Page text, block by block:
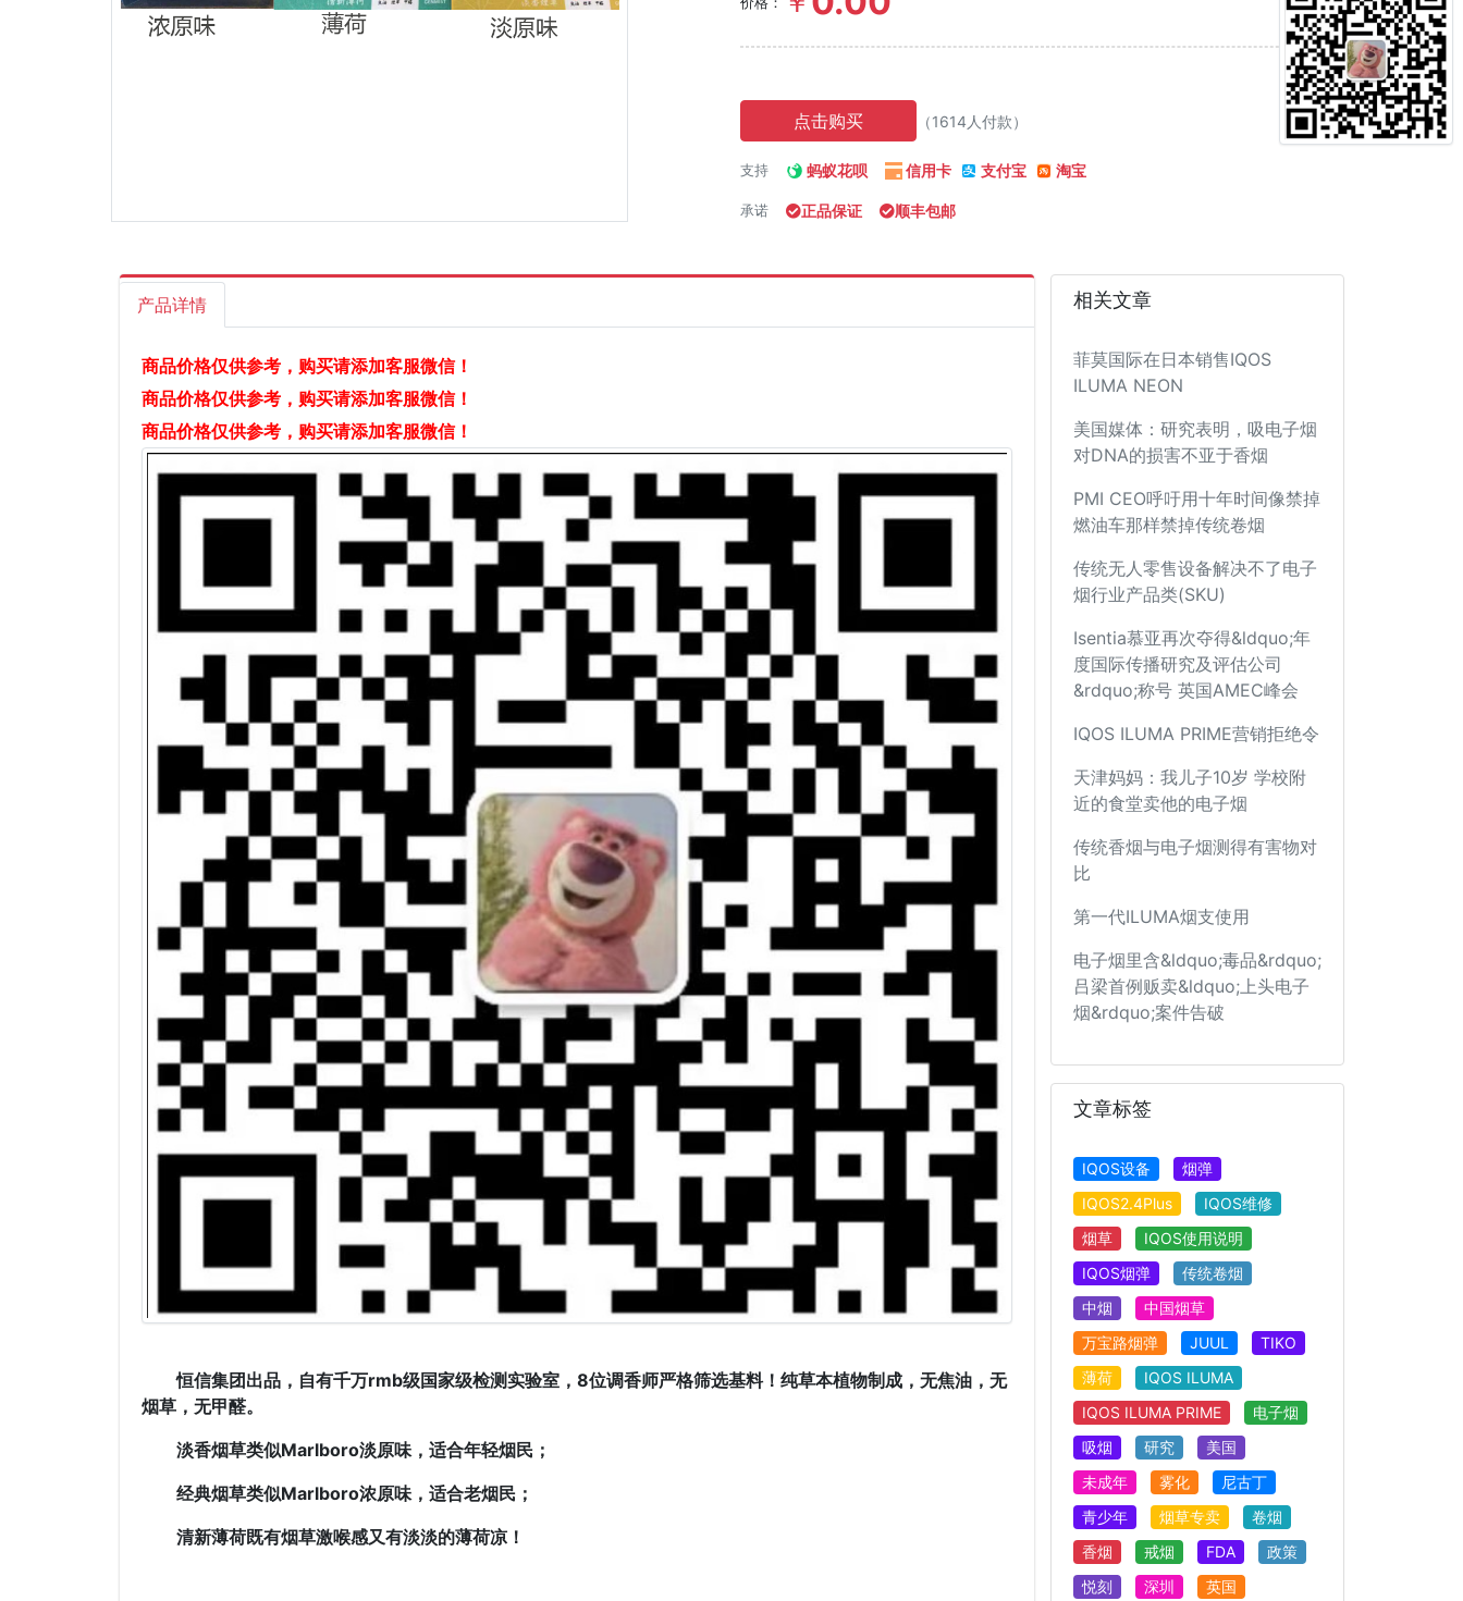
点击购买 （1614人付款）
支持 蚂蚁花呗 信用卡 支付宝 淘宝
承诺 正品保证 顺丰包邮
产品详情
商品价格仅供参考，购买请添加客服微信！
商品价格仅供参考，购买请添加客服微信！
商品价格仅供参考，购买请添加客服微信！
恒信集团出品，自有千万rmb级国家级检测实验室，8位调香师严格筛选基料！纯草本植物制成，无焦油，无
烟草，无甲醛。
淡香烟草类似Marlboro淡原味，适合年轻烟民；
经典烟草类似Marlboro浓原味，适合老烟民；
清新薄荷既有烟草激喉感又有淡淡的薄荷凉！
相关文章
菲莫国际在日本销售IQOS
ILUMA NEON
美国媒体：研究表明，吸电子烟
对DNA的损害不亚于香烟
PMI CEO呼吁用十年时间像禁掉
燃油车那样禁掉传统卷烟
传统无人零售设备解决不了电子
烟行业产品类(SKU)
Isentia慕亚再次夺得&ldquo;年
度国际传播研究及评估公司
&rdquo;称号 英国AMEC峰会
IQOS ILUMA PRIME营销拒绝令
天津妈妈：我儿子10岁 学校附
近的食堂卖他的电子烟
传统香烟与电子烟测得有害物对
比
第一代ILUMA烟支使用
电子烟里含&ldquo;毒品&rdquo;
吕梁首例贩卖&ldquo;上头电子
烟&rdquo;案件告破
文章标签
IQOS设备
烟弹
IQOS2.4Plus
IQOS维修
烟草
IQOS使用说明
IQOS烟弹
传统卷烟
中烟
中国烟草
万宝路烟弹
JUUL
TIKO
薄荷
IQOS ILUMA
IQOS ILUMA PRIME
电子烟
吸烟
研究
美国
未成年
雾化
尼古丁
青少年
烟草专卖
卷烟
香烟
戒烟 FDA
政策
悦刻
深圳 英国